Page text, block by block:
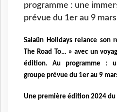
programme : une
prévue du 1er au 9
Salaün Holidays relance son
The Road To… » avec un
édition. Au programme :
groupe prévue du 1er au 9
Une première édition 2024 du